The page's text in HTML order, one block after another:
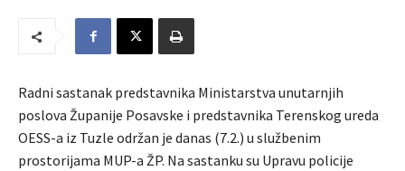
Radni sastanak predstavnika Ministarstva unutarnjih
poslova Županije Posavske i predstavnika Terenskog ureda
OESS-a iz Tuzle održan je danas (7.2.) u službenim
prostorijama MUP-a ŽP. Na sastanku su Upravu policije